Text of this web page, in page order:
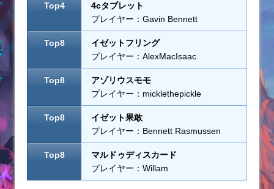
Top4
4cタブレット
プレイヤー：Gavin Bennett
Top8
イゼットフリング
プレイヤー：AlexMacIsaac
Top8
アゾリウスモモ
プレイヤー：micklethepickle
Top8
イゼット果敢
プレイヤー：Bennett Rasmussen
Top8
マルドゥディスカード
プレイヤー：Willam